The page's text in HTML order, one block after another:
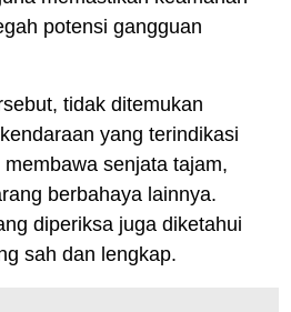
potensi gangguan
tidak ditemukan
yang terindikasi
senjata tajam,
berbahaya lainnya.
diperiksa juga diketahui
sah dan lengkap.